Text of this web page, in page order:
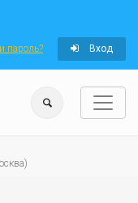
пароль? Вход